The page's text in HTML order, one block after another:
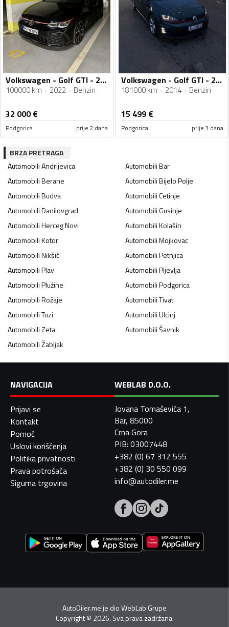
Volkswagen - Golf GTI - 2.0 GTI
100000 km 2022 Benzin
32 000€
Podgorica prije 2 dana
Volkswagen - Golf GTI - 2.0tsi
181000 km 2014 Benzin
15 499 €
Podgorica prije 3 dana
BRZA PRETRAGA
AutomobiliAndrijevica AutomobiliBar
AutomobiliBerane AutomobiliBijelo Polje
AutomobiliBudva AutomobiliCetinje
AutomobiliDanilovgrad AutomobiliGusinje
AutomobiliHerceg Novi AutomobiliKolašin
AutomobiliKotor AutomobiliMojkovac
AutomobiliNikšić AutomobiliPetnjica
AutomobiliPlav AutomobiliPljevlja
AutomobiliPlužine AutomobiliPodgorica
AutomobiliRožaje AutomobiliTivat
AutomobiliTuzi AutomobiliUlcinj
AutomobiliZeta AutomobiliŠavnik
AutomobiliŽabljak
NAVIGACIJA
Prijavi se
Kontakt
Pomoć
Uslovi korišćenja
Politika privatnosti
Prava potrošača
Sigurna trgovina
WEBLAB D.O.O.
Jovana Tomaševića 1,
Bar, 85000
Crna Gora
PIB: 03007448
+382 (0) 67 312 555
+382 (0) 30 550 099
info@autodiler.me
AutoDiler.me je dioWebLab Grupe
Copyright© 2026. Sva prava zadržana.